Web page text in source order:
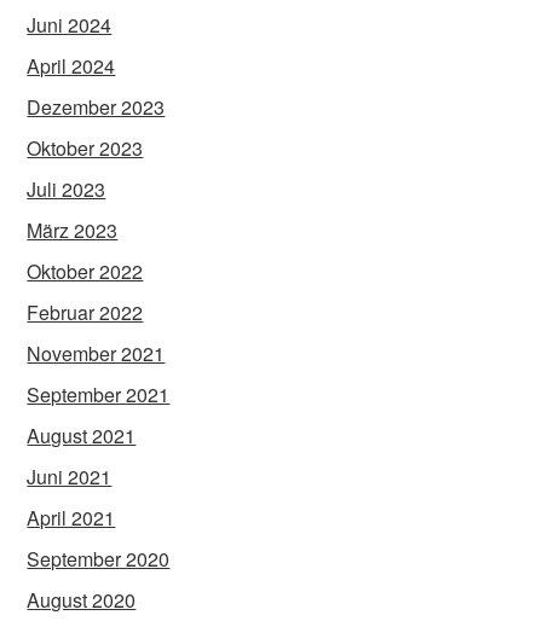
Juni 2024
April 2024
Dezember 2023
Oktober 2023
Juli 2023
März 2023
Oktober 2022
Februar 2022
November 2021
September 2021
August 2021
Juni 2021
April 2021
September 2020
August 2020